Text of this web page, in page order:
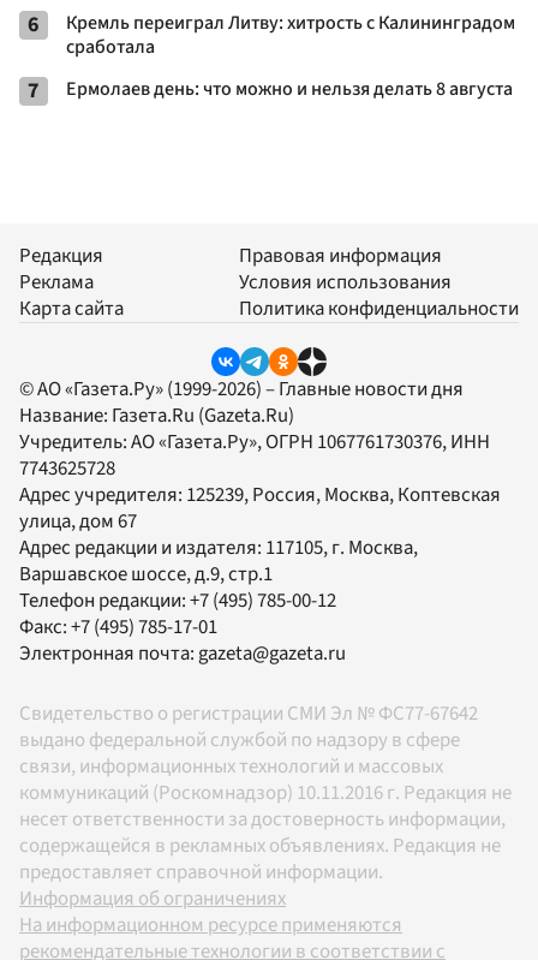
6
Кремль переиграл Литву: хитрость с Калининградом
сработала
7 Ермолаев день: что можно и нельзя делать 8 августа
Редакция
Реклама
Карта сайта
Правовая информация
Условия использования
Политика конфиденциальности
© АО «Газета.Ру» (1999-2026) – Главные новости дня
Название: Газета.Ru (Gazeta.Ru)
Учредитель:АО «Газета.Ру», ОГРН 1067761730376, ИНН
7743625728
Адрес учредителя: 125239, Россия, Москва, Коптевская
улица, дом 67
Адрес редакции и издателя: 117105, г. Москва,
Варшавское шоссе, д.9, стр.1
Телефон редакции:+7 (495) 785-00-12
Факс:+7 (495) 785-17-01
Электронная почта: gazeta@gazeta.ru
Свидетельство о регистрации СМИ Эл № ФС77-67642
выдано федеральной службой по надзору в сфере
связи, информационных технологий и массовых
коммуникаций (Роскомнадзор) 10.11.2016 г. Редакция не
несет ответственности за достоверность информации,
содержащейся в рекламных объявлениях. Редакция не
предоставляет справочной информации.
Информация об ограничениях
На информационном ресурсе применяются
рекомендательные технологии в соответствии с